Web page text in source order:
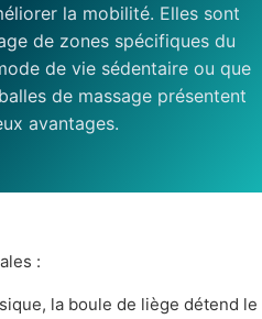
la mobilité. Elles sont
de zones spécifiques du
de vie sédentaire ou que
de massage présentent
avantages.
:
la boule de liège détend le